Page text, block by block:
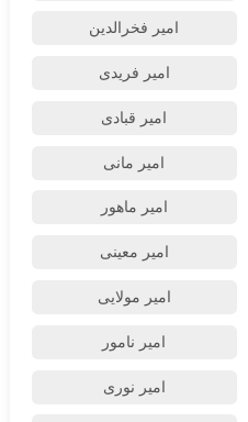
امیر فخرالدین
امیر فریدی
امیر قبادی
امیر مانی
امیر ماهور
امیر معینی
امیر مولایی
امیر نامور
امیر نوری